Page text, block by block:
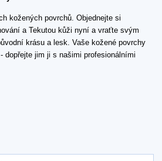
kožených povrchů. Objednejte si
a Tekutou kůži nyní a vraťte svým
krásu a lesk. Vaše kožené povrchy
dopřejte jim ji s našimi profesionálními